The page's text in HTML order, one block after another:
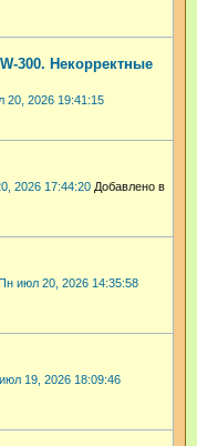
300. Некорректные
20, 2026 19:41:15
2026 17:44:20 Добавлено в
июл 20, 2026 14:35:58
19, 2026 18:09:46